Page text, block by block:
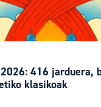
416 jarduera,
klasikoak